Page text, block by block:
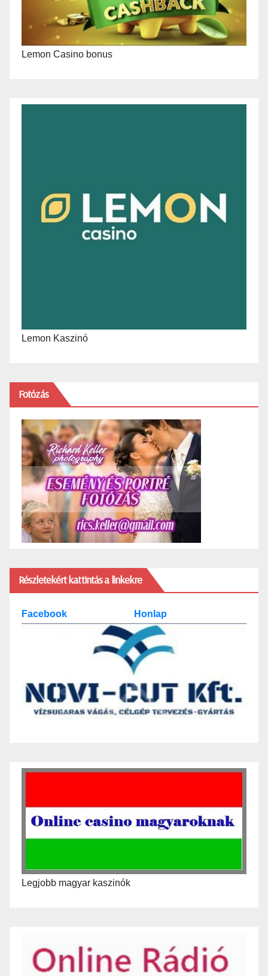
Lemon Casino bonus
Lemon Kaszinó
Fotózás
Részletekért kattintás a linkekre
Facebook Honlap
Legjobb magyar kaszinók